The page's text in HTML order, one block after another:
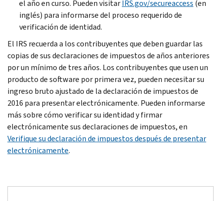
el año en curso. Pueden visitarIRS.gov/secureaccess (en
inglés) para informarse del proceso requerido de
verificación de identidad.
El IRS recuerda a los contribuyentes que deben guardar las
copias de sus declaraciones de impuestos de años anteriores
por un mínimo de tres años. Los contribuyentes que usen un
producto de software por primera vez, pueden necesitar su
ingreso bruto ajustado de la declaración de impuestos de
2016 para presentar electrónicamente. Pueden informarse
más sobre cómo verificar su identidad y firmar
electrónicamente sus declaraciones de impuestos, en
Verifique su declaración de impuestos después de presentar
electrónicamente.